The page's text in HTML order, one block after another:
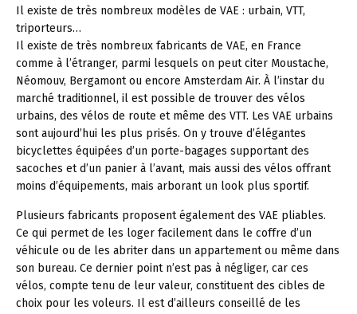
Il existe de très nombreux modèles de VAE : urbain, VTT,
triporteurs…
Il existe de très nombreux fabricants de VAE, en France
comme à l’étranger, parmi lesquels on peut citer Moustache,
Néomouv, Bergamont ou encore Amsterdam Air. À l’instar du
marché traditionnel, il est possible de trouver des vélos
urbains, des vélos de route et même des VTT. Les VAE urbains
sont aujourd’hui les plus prisés. On y trouve d’élégantes
bicyclettes équipées d’un porte-bagages supportant des
sacoches et d’un panier à l’avant, mais aussi des vélos offrant
moins d’équipements, mais arborant un look plus sportif.
Plusieurs fabricants proposent également des VAE pliables.
Ce qui permet de les loger facilement dans le coffre d’un
véhicule ou de les abriter dans un appartement ou même dans
son bureau. Ce dernier point n’est pas à négliger, car ces
vélos, compte tenu de leur valeur, constituent des cibles de
choix pour les voleurs. Il est d’ailleurs conseillé de les